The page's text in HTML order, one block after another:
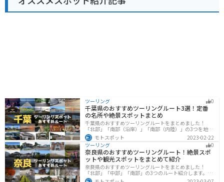
ツーリング 0
千葉県のおすすめツーリングルート3選！定番
の名所や絶景スポットまとめ
千葉県のおすすめツーリングルートをまとめました！
「北部」「南部（沿岸）」「南部（内陸）」の3つを地域
別で紹介します！千葉は首都圏からのアクセスも良く、
海と山どちらも堪能できるのでツーリングには最適な場
所です。
モトスポット
2023-02-22
ツーリング
0
奈良県のおすすめツーリングルート！絶景スポ
ットや観光スポットをまとめて紹介
奈良県のおすすめツーリングルートをまとめました！
「北部」「中部」「南部」の3つのルート紹介します。歴
史のある神社寺院が多数あり、自然豊かや山々、グルメ